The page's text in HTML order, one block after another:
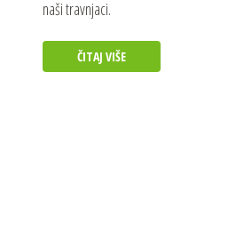
naši travnjaci.
ČITAJ VIŠE